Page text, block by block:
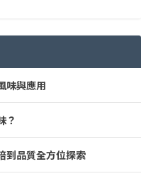
味與應用
？
到品質全方位探索